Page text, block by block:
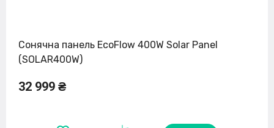
Сонячна панель EcoFlow 400W Solar Panel
(SOLAR400W)
32 999 ₴